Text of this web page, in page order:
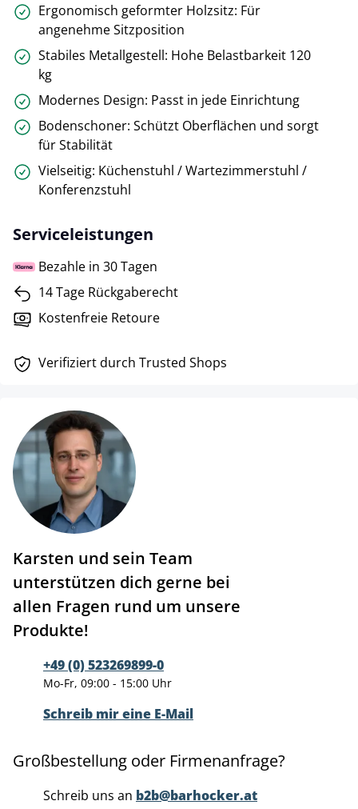
Ergonomisch geformter Holzsitz: Für
angenehme Sitzposition
Stabiles Metallgestell: Hohe Belastbarkeit 120
kg
Modernes Design: Passt in jede Einrichtung
Bodenschoner: Schützt Oberflächen und sorgt
für Stabilität
Vielseitig: Küchenstuhl / Wartezimmerstuhl /
Konferenzstuhl
Serviceleistungen
Bezahle in 30 Tagen
14 Tage Rückgaberecht
Kostenfreie Retoure
Verifiziert durch Trusted Shops
Karsten und sein Team
unterstützen dich gerne bei
allen Fragen rund um unsere
Produkte!
+49 (0) 523269899-0
Mo-Fr, 09:00 - 15:00 Uhr
Schreib mir eine E-Mail
Großbestellung oder Firmenanfrage?
Schreib uns an b2b@barhocker.at